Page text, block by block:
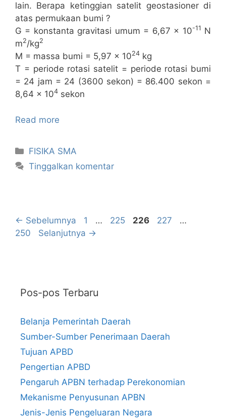
lain. Berapa ketinggian satelit geostasioner di
atas permukaan bumi ?
G = konstanta gravitasi umum = 6,67 x 10-11 N
m2/kg2
M = massa bumi = 5,97 x 1024 kg
T = periode rotasi satelit = periode rotasi bumi
= 24 jam = 24 (3600 sekon) = 86.400 sekon =
8,64 x 104 sekon
Read more
Kategori
FISIKA SMA
Tinggalkan komentar
← Sebelumnya Halaman
1 … Halaman
225 Halaman
226 Halaman
227 …
250
Selanjutnya →
Pos-pos Terbaru
Belanja Pemerintah Daerah
Sumber-Sumber Penerimaan Daerah
Tujuan APBD
Pengertian APBD
Pengaruh APBN terhadap Perekonomian
Mekanisme Penyusunan APBN
Jenis-Jenis Pengeluaran Negara